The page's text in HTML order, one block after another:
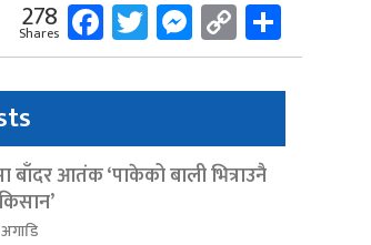
278
Shares Facebook
Twitter
Messenger
Copy
Link
बाँदर आतंक ‘पाकेको बाली भित्राउनै